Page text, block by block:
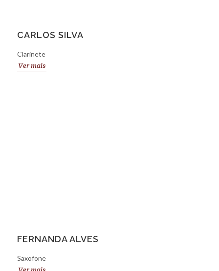
CARLOS SILVA
Clarinete
Ver mais
FERNANDA ALVES
Saxofone